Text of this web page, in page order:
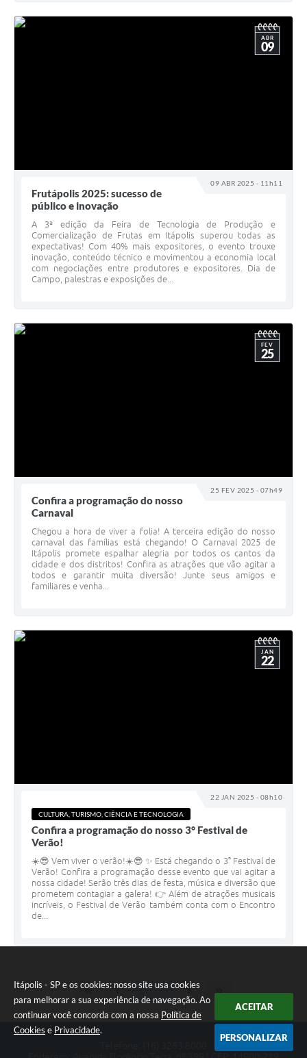
Itápolis - SP e os cookies: nosso site usa cookies
para melhorar a sua experiência de navegação. Ao
continuar você concorda com a nossa Política de
Cookies e Privacidade.
ACEITAR
PERSONALIZAR
09 ABR 2025 - 11h11
ABR
09
Frutápolis 2025: sucesso de
público e inovação
A 3ª edição da Feira de Tecnologia de Produção e
Comercialização de Frutas em Itápolis superou todas as
expectativas! Com 40% mais expositores, o evento trouxe
inovação, conteúdo técnico e movimentou a economia local
com negociações entre produtores e expositores. Dia de
Campo, palestras e exposições de...
25 FEV 2025 - 07h49
FEV
25
Confira a programação do nosso
Carnaval
Chegou a hora de viver a folia! A terceira edição do nosso
carnaval das famílias está chegando! O Carnaval 2025 de
Itápolis promete espalhar alegria por todos os cantos da
cidade e dos distritos! Confira as atrações que vão agitar a
todos e garantir muita diversão! Junte seus amigos e
familiares e venha...
22 JAN 2025 - 08h10
JAN
22
CULTURA, TURISMO, CIÊNCIA E TECNOLOGIA
Confira a programação do nosso 3° Festival de
Verão!
☀️😎 Vem viver o verão!☀️😎 ✨ Está chegando o 3° Festival de
Verão! Confira a programação desse evento que vai agitar a
nossa cidade! Serão três dias de festa, música e diversão que
prometem contagiar a galera! 👉 Além de atrações musicais
incríveis, o Festival de Verão também conta com o Encontro
de...